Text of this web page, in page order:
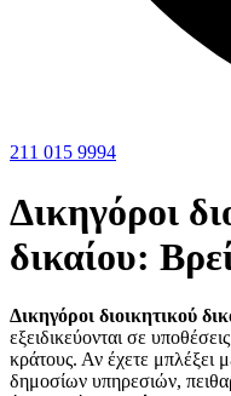
211 015 9994
Δικηγόροι
δικαίου:
Δικηγόροι διοικητικού
εξειδικεύονται σε
κράτους. Αν έχετε
δημοσίων υπηρεσιών,